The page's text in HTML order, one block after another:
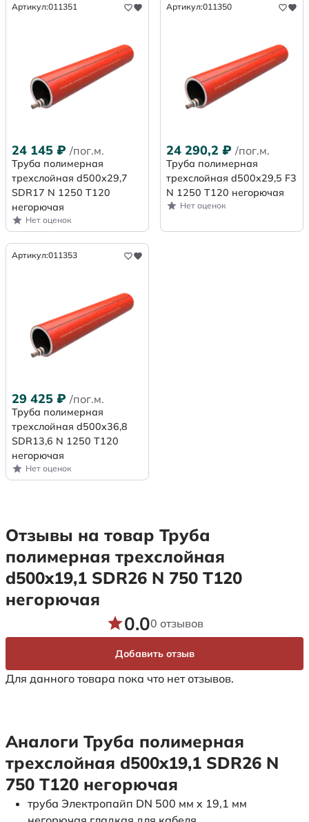
Артикул:011351
24 145 ₽ /пог.м.
Труба полимерная
трехслойная d500x29,7
SDR17 N 1250 Т120
негорючая
Нет оценок
Артикул:011350
24 290,2 ₽ /пог.м.
Труба полимерная
трехслойная d500x29,5 F3
N 1250 Т120 негорючая
Нет оценок
Артикул:011353
29 425 ₽ /пог.м.
Труба полимерная
трехслойная d500x36,8
SDR13,6 N 1250 Т120
негорючая
Нет оценок
Отзывы на товар Труба
полимерная трехслойная
d500x19,1 SDR26 N 750 Т120
негорючая
Для данного товара пока что нет отзывов.
0.00 отзывов
Добавить отзыв
Аналоги Труба полимерная
трехслойная d500x19,1 SDR26 N
750 Т120 негорючая
труба Электропайп DN 500 мм x 19,1 мм